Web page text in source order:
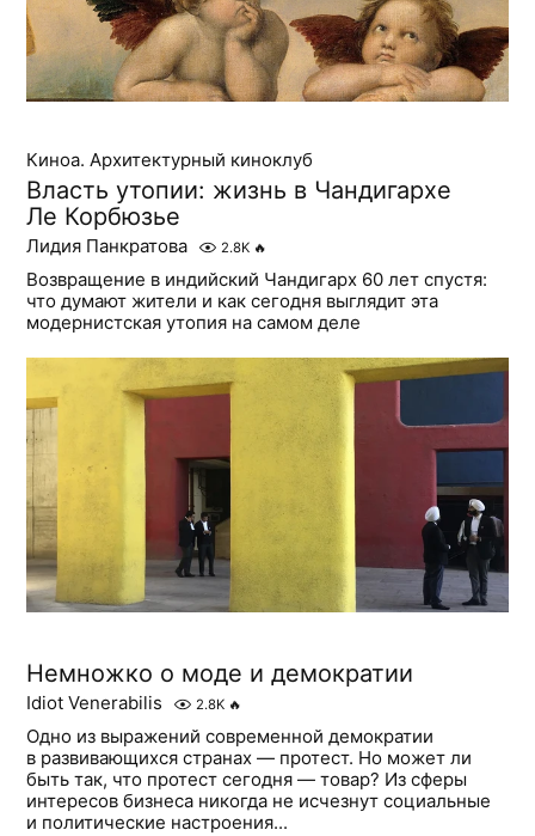
Киноа. Архитектурный киноклуб
Власть утопии: жизнь в Чандигархе
Ле Корбюзье
Лидия Панкратова 2.8K 🔥
Возвращение в индийский Чандигарх 60 лет спустя:
что думают жители и как сегодня выглядит эта
модернистская утопия на самом деле
Немножко о моде и демократии
Idiot Venerabilis 2.8K 🔥
Одно из выражений современной демократии
в развивающихся странах — протест. Но может ли
быть так, что протест сегодня — товар? Из сферы
интересов бизнеса никогда не исчезнут социальные
и политические настроения...